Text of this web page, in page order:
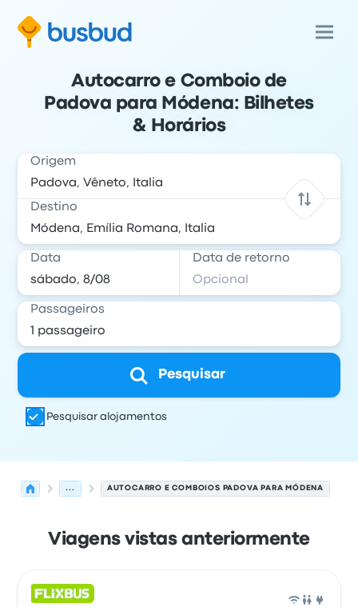
Autocarro e Comboio de
Padova para Módena: Bilhetes
& Horários
Origem
Destino
Data Data de retorno
Passageiros
Pesquisar
Pesquisar alojamentos
... AUTOCARRO E COMBOIOS PADOVA PARA MÓDENA
Viagens vistas anteriormente